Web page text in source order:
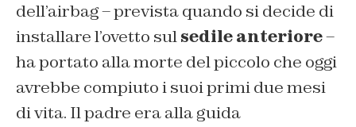
dell’airbag – prevista quando si decide di
installare l’ovetto sulsedile anteriore–
ha portato alla morte del piccolo che oggi
avrebbe compiuto i suoi primi due mesi
di vita. Il padre era alla guida